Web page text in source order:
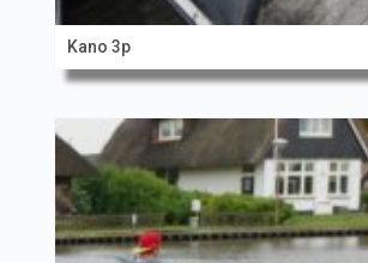
Kano 3p